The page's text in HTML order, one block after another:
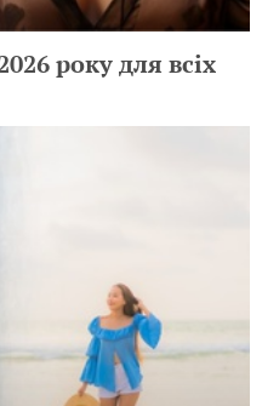
року для всіх